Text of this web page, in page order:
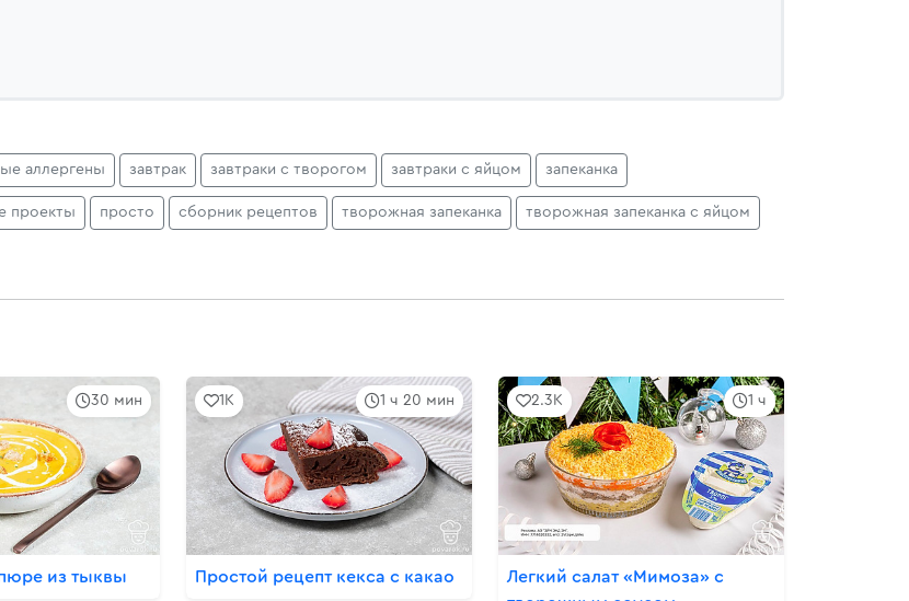
аллергены завтрак завтраки с творогом завтраки с яйцом запеканка
проекты просто сборник рецептов творожная запеканка творожная запеканка с яйцом
30 мин
из тыквы
1 ч 20 мин
1K
Простой рецепт кекса с какао
1 ч
2.3K
Легкий салат «Мимоза» с